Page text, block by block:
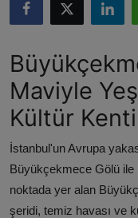
ŞİRKETLER
BELEDİYELER
Maviyle
Kültür Kenti
İstanbul'un Avrupa
Büyükçekmece Gölü
noktada yer alan
şeridi, temiz havası ve